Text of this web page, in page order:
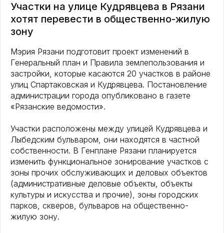
Участки на улице Кудрявцева в Рязани
хотят перевести в общественно-жилую
зону
Мэрия Рязани подготовит проект изменений в
Генеральный план и Правила землепользования и
застройки, которые касаются 20 участков в районе
улиц Спартаковская и Кудрявцева. Постановление
администрации города опубликовано в газете
«Рязанские ведомости».
Участки расположены между улицей Кудрявцева и
Лыбедским бульваром, они находятся в частной
собственности. В Генплане Рязани планируется
изменить функциональное зонирование участков с
зоны прочих обслуживающих и деловых объектов
(административные деловые объекты, объекты
культуры и искусства и прочие), зоны городских
парков, скверов, бульваров на общественно-
жилую зону.